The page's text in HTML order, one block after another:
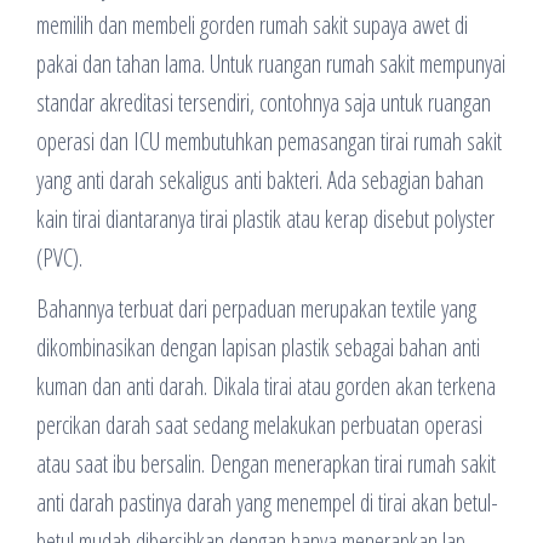
memilih dan membeli gorden rumah sakit supaya awet di
pakai dan tahan lama. Untuk ruangan rumah sakit mempunyai
standar akreditasi tersendiri, contohnya saja untuk ruangan
operasi dan ICU membutuhkan pemasangan tirai rumah sakit
yang anti darah sekaligus anti bakteri. Ada sebagian bahan
kain tirai diantaranya tirai plastik atau kerap disebut polyster
(PVC).
Bahannya terbuat dari perpaduan merupakan textile yang
dikombinasikan dengan lapisan plastik sebagai bahan anti
kuman dan anti darah. Dikala tirai atau gorden akan terkena
percikan darah saat sedang melakukan perbuatan operasi
atau saat ibu bersalin. Dengan menerapkan tirai rumah sakit
anti darah pastinya darah yang menempel di tirai akan betul-